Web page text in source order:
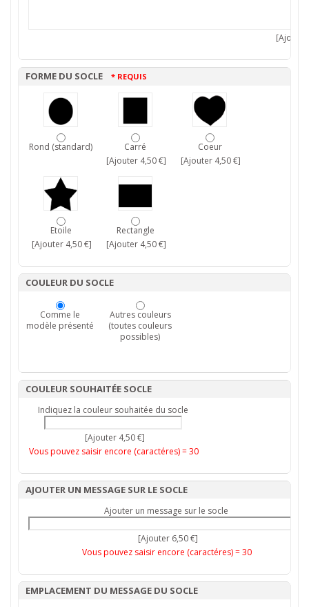
FORME DU SOCLE * REQUIS
Rond (standard)
Carré
[Ajouter 4,50 €]
Coeur
[Ajouter 4,50 €]
Etoile
[Ajouter 4,50 €]
Rectangle
[Ajouter 4,50 €]
COULEUR DU SOCLE
Comme le
modèle présenté
Autres couleurs
(toutes couleurs
possibles)
COULEUR SOUHAITÉE SOCLE
Indiquez la couleur souhaitée du socle
[Ajouter 4,50 €]
Vous pouvez saisir encore (caractéres) =30
AJOUTER UN MESSAGE SUR LE SOCLE
Ajouter un message sur le socle
[Ajouter 6,50 €]
Vous pouvez saisir encore (caractéres) =30
EMPLACEMENT DU MESSAGE DU SOCLE